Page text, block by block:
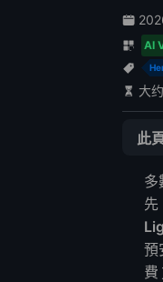
AI
大
此
為
缺
多
預